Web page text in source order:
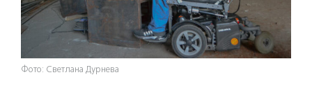
Фото: Светлана Дурнева